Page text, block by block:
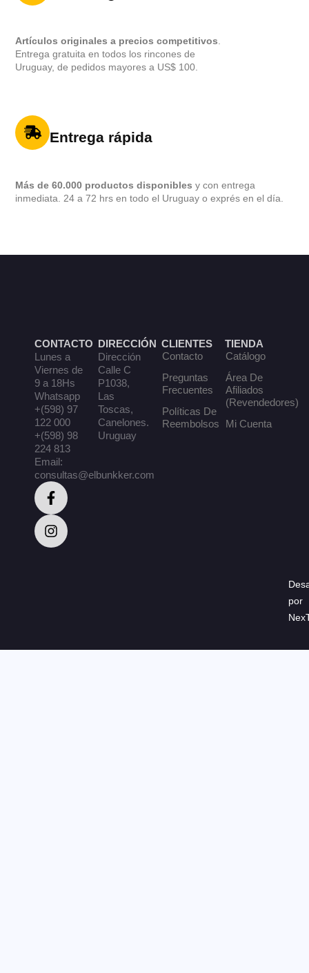
Artículos originales a precios competitivos.
Entrega gratuita en todos los rincones de
Uruguay, de pedidos mayores a US$ 100.
Entrega rápida
Más de 60.000 productos disponibles y con entrega
inmediata. 24 a 72 hrs en todo el Uruguay o exprés en el día.
CONTACTO
Lunes a
Viernes de
9 a 18Hs
Whatsapp
+(598) 97
122 000
+(598) 98
224 813
Email:
consultas@elbunkker.com
DIRECCIÓN
Dirección
Calle C
P1038,
Las
Toscas,
Canelones.
Uruguay
CLIENTES
Contacto
Preguntas
Frecuentes
Políticas De
Reembolsos
TIENDA
Catálogo
Área De
Afiliados
(Revendedores)
Mi Cuenta
por